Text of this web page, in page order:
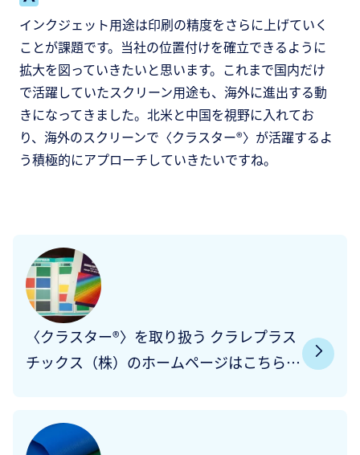
インクジェット用途は印刷の精度をさらに上げていく
ことが課題です。当社の位置付けを確立できるように
拡大を図っていきたいと思います。これまで国内だけ
で活躍していたスクリーン用途も、海外に進出する動
きになってきました。北米と中国を視野に入れてお
り、海外のスクリーンで〈クラスター®〉が活躍するよ
う積極的にアプローチしていきたいですね。
〈クラスター®〉を取り扱う クラレプラス
チックス（株）のホームページはこちら